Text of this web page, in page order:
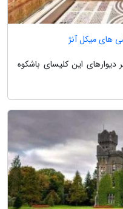
های میکل آنژ
این کلیسای باشکوه